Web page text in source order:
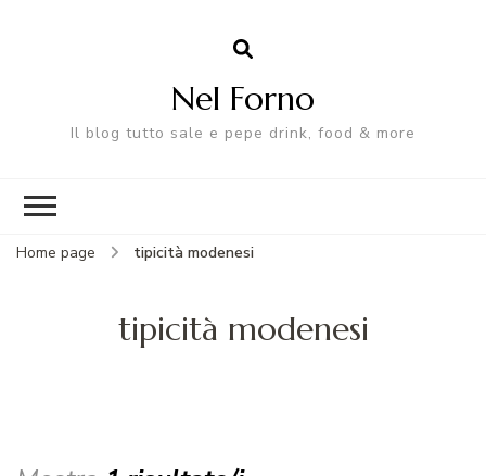
Nel Forno
Il blog tutto sale e pepe drink, food & more
Home page tipicità modenesi
tipicità modenesi